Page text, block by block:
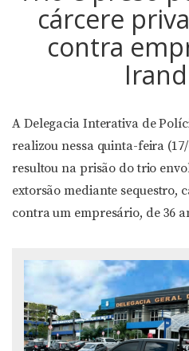
cárcere
contra
A Delegacia Interativa de
realizou nessa quinta-feira
resultou na prisão do trio
extorsão mediante sequestro,
contra um empresário, de 36